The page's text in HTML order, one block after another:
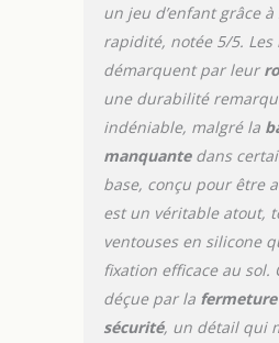
un jeu d’enfant grâce à
rapidité, notée 5/5. Les
démarquent par leur
une durabilité
indéniable, malgré la
manquantedans
base, conçu pour être
est un véritable atout,
ventouses en silicone
fixation efficace au sol.
déçue par la
sécurité, un détail qui